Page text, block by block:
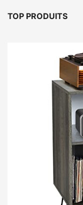
TOP PRODUITS